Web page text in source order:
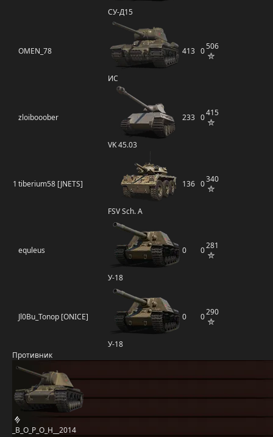
СУ-Д15
OMEN_78
ИС
413 0506
zloibooober
VK 45.03
233 0415
1 tiberium58 [JNETS]
FSV Sch. A
136 0340
equleus
У-18
0 0281
Jl0Bu_Tonop [ONICE]
У-18
0 0290
Противник
_B_O_P_O_H__2014